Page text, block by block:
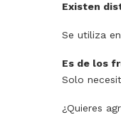
Existen
Se utiliza
Es de los
Solo
¿Quieres